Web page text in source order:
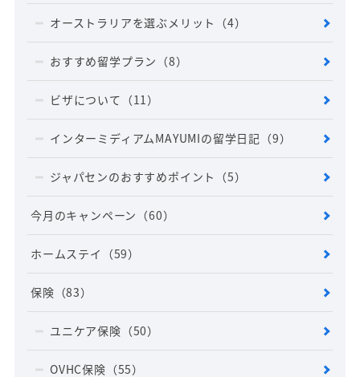
オーストラリアを選ぶメリット （4）
おすすめ留学プラン （8）
ビザについて （11）
インターミディアムMAYUMIの留学日記 （9）
ジャパセンのおすすめポイント （5）
今月のキャンペーン （60）
ホームステイ （59）
保険 （83）
ユニケア保険 （50）
OVHC保険 （55）